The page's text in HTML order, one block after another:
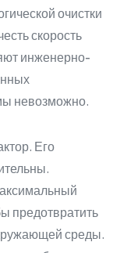
очистки
скорость
инженерно-
невозможно.
Его
предотвратить
среды.